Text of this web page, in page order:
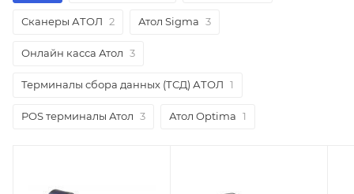
Сканеры АТОЛ 2 Атол Sigma 3
Онлайн касса Атол 3
Терминалы сбора данных (ТСД) АТОЛ 1
POS терминалы Атол 3 Атол Optima 1